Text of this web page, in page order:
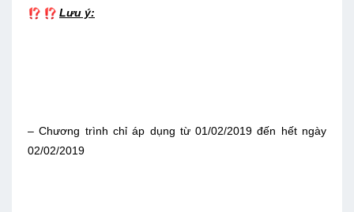
Lưu ý:
– Chương trình chỉ áp dụng từ 01/02/2019 đến hết ngày
02/02/2019